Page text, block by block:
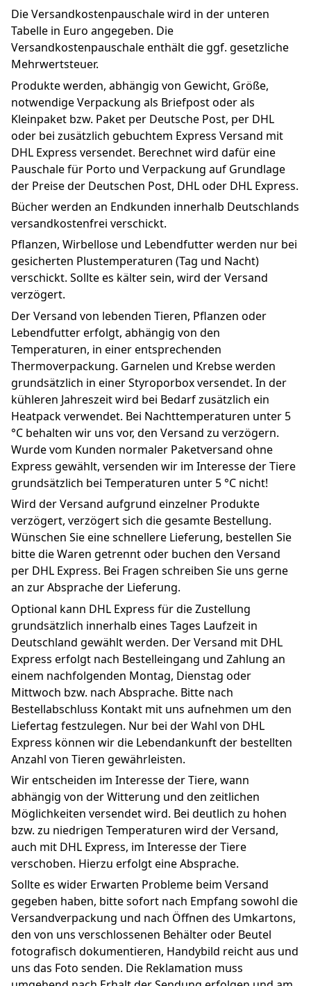
Die Versandkostenpauschale wird in der unteren
Tabelle in Euro angegeben. Die
Versandkostenpauschale enthält die ggf. gesetzliche
Mehrwertsteuer.
Produkte werden, abhängig von Gewicht, Größe,
notwendige Verpackung als Briefpost oder als
Kleinpaket bzw. Paket per Deutsche Post, per DHL
oder bei zusätzlich gebuchtem Express Versand mit
DHL Express versendet. Berechnet wird dafür eine
Pauschale für Porto und Verpackung auf Grundlage
der Preise der Deutschen Post, DHL oder DHL Express.
Bücher werden an Endkunden innerhalb Deutschlands
versandkostenfrei verschickt.
Pflanzen, Wirbellose und Lebendfutter werden nur bei
gesicherten Plustemperaturen (Tag und Nacht)
verschickt. Sollte es kälter sein, wird der Versand
verzögert.
Der Versand von lebenden Tieren, Pflanzen oder
Lebendfutter erfolgt, abhängig von den
Temperaturen, in einer entsprechenden
Thermoverpackung. Garnelen und Krebse werden
grundsätzlich in einer Styroporbox versendet. In der
kühleren Jahreszeit wird bei Bedarf zusätzlich ein
Heatpack verwendet. Bei Nachttemperaturen unter 5
°C behalten wir uns vor, den Versand zu verzögern.
Wurde vom Kunden normaler Paketversand ohne
Express gewählt, versenden wir im Interesse der Tiere
grundsätzlich bei Temperaturen unter 5 °C nicht!
Wird der Versand aufgrund einzelner Produkte
verzögert, verzögert sich die gesamte Bestellung.
Wünschen Sie eine schnellere Lieferung, bestellen Sie
bitte die Waren getrennt oder buchen den Versand
per DHL Express. Bei Fragen schreiben Sie uns gerne
an zur Absprache der Lieferung.
Optional kann DHL Express für die Zustellung
grundsätzlich innerhalb eines Tages Laufzeit in
Deutschland gewählt werden. Der Versand mit DHL
Express erfolgt nach Bestelleingang und Zahlung an
einem nachfolgenden Montag, Dienstag oder
Mittwoch bzw. nach Absprache. Bitte nach
Bestellabschluss Kontakt mit uns aufnehmen um den
Liefertag festzulegen. Nur bei der Wahl von DHL
Express können wir die Lebendankunft der bestellten
Anzahl von Tieren gewährleisten.
Wir entscheiden im Interesse der Tiere, wann
abhängig von der Witterung und den zeitlichen
Möglichkeiten versendet wird. Bei deutlich zu hohen
bzw. zu niedrigen Temperaturen wird der Versand,
auch mit DHL Express, im Interesse der Tiere
verschoben. Hierzu erfolgt eine Absprache.
Sollte es wider Erwarten Probleme beim Versand
gegeben haben, bitte sofort nach Empfang sowohl die
Versandverpackung und nach Öffnen des Umkartons,
den von uns verschlossenen Behälter oder Beutel
fotografisch dokumentieren, Handybild reicht aus und
uns das Foto senden. Die Reklamation muss